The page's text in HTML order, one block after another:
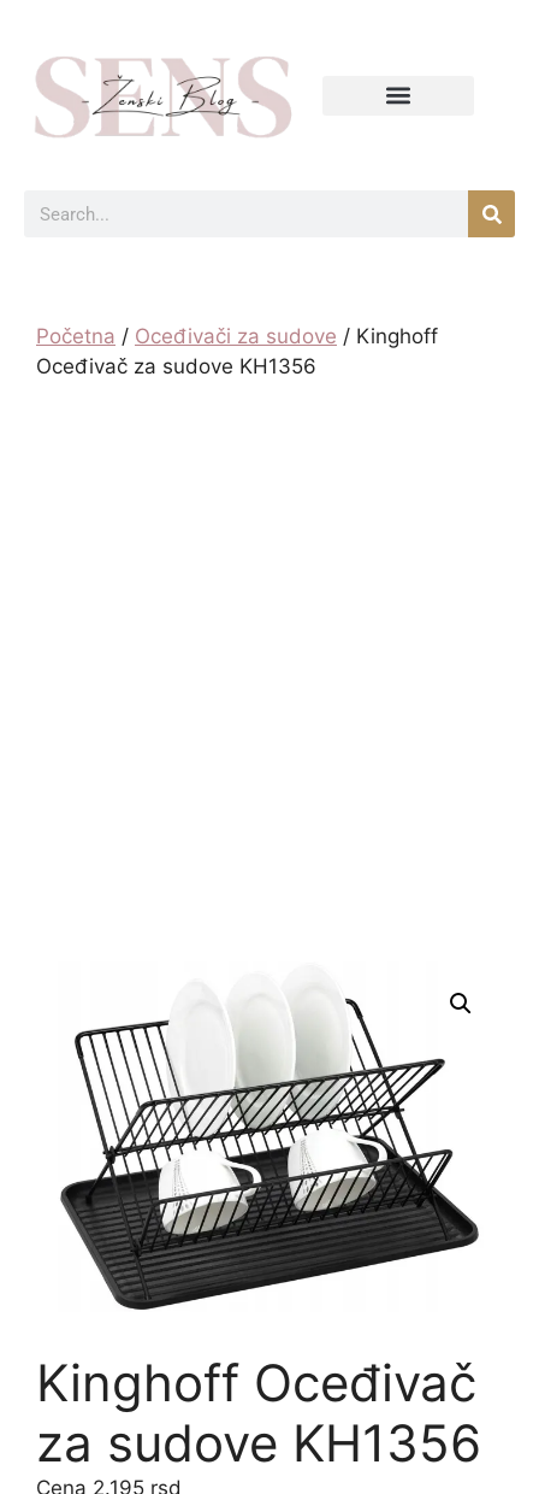
Početna / Oceđivači za sudove / Kinghoff
Oceđivač za sudove KH1356
Kinghoff Oceđivač
za sudove KH1356
2.195 rsd